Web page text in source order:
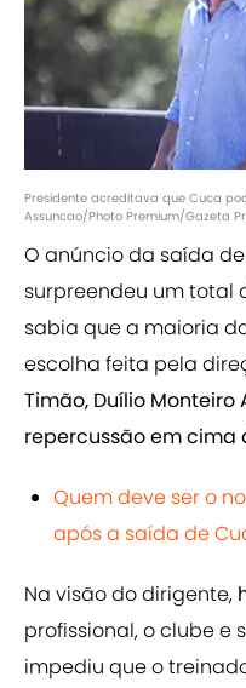
Presidente acreditava que Cuca
Assuncao/Photo Premium/Gazeta
O anúncio da saída
surpreendeu um total
sabia que a maioria
escolha feita pela
Timão, Duílio
repercussão em cima
Quem deve ser o
após a saída de
Na visão do dirigente,
profissional, o clube e
impediu que o